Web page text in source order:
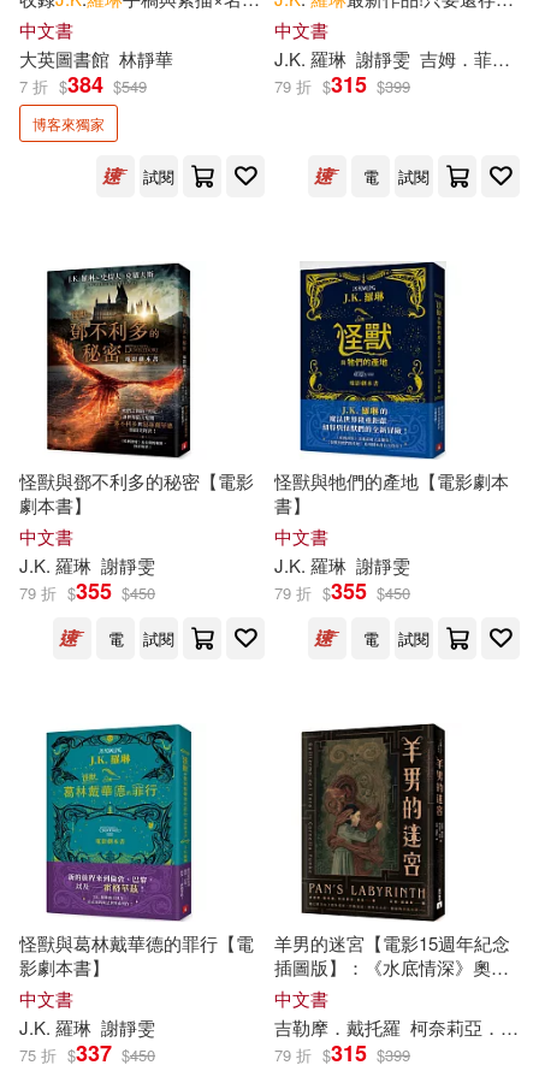
（美）馬克·夏皮羅(1)
（美）馬特恩(1)
（英）J.K.羅琳（著），（英）克
里斯·里德爾（繪）(1)
（英）J.K.羅琳，（英）約翰·蒂法
尼，（英）傑克·索恩(1)
（英）J.K羅琳(1)
家吉姆.凱精美插圖×大英圖書
館魔法文物珍藏】
中文書
大英圖書館 林靜華
7 折 $384 $549
博客來獨家
試閱
一絲希望，沒有東西會永遠喪
失。因為愛，讓我們永存不朽!
中文書
J.K. 羅琳 謝靜雯 吉姆．菲爾德
79 折 $315 $399
電 試閱
怪獸與鄧不利多的秘密【電影
劇本書】
中文書
J.K. 羅琳 謝靜雯
79 折 $355 $450
電
試閱
怪獸與牠們的產地【電影劇本
書】
中文書
J.K. 羅琳 謝靜雯
79 折 $355 $450
電
試閱
怪獸與葛林戴華德的罪行【電
影劇本書】
中文書
J.K. 羅琳 謝靜雯
75 折 $337 $450
羊男的迷宮【電影15週年紀念
插圖版】：《水底情深》奧斯
卡金獎導演吉勒摩.戴托羅與
「德國的
J.K .羅琳
」柯奈莉亞.
馮克攜手打造最華麗的成人童
話!
中文書
吉勒摩．戴托羅 柯奈莉亞．馮克
79 折 $315 $399